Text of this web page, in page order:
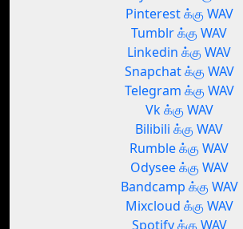
Pinterest க்கு WAV
Tumblr க்கு WAV
Linkedin க்கு WAV
Snapchat க்கு WAV
Telegram க்கு WAV
Vk க்கு WAV
Bilibili க்கு WAV
Rumble க்கு WAV
Odysee க்கு WAV
Bandcamp க்கு WAV
Mixcloud க்கு WAV
Spotify க்கு WAV